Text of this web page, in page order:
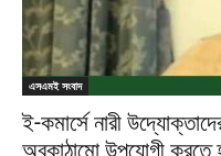
এসএমই সংবাদ
ই-কমার্সে নারী
অবকাঠামো উপযোগী করতে